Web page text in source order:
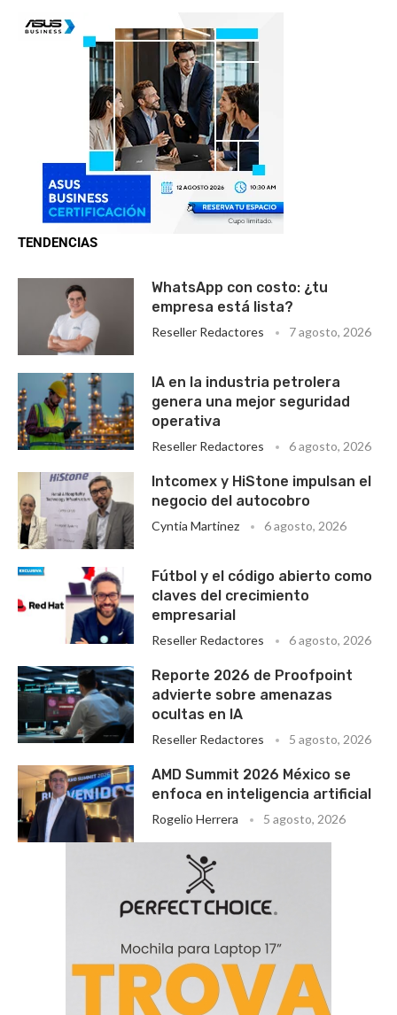
TENDENCIAS
WhatsApp con costo: ¿tu
empresa está lista?
Reseller Redactores 7 agosto, 2026
IA en la industria petrolera
genera una mejor seguridad
operativa
Reseller Redactores 6 agosto, 2026
Intcomex y HiStone impulsan el
negocio del autocobro
Cyntia Martinez 6 agosto, 2026
Fútbol y el código abierto como
claves del crecimiento
empresarial
Reseller Redactores 6 agosto, 2026
Reporte 2026 de Proofpoint
advierte sobre amenazas
ocultas en IA
Reseller Redactores 5 agosto, 2026
AMD Summit 2026 México se
enfoca en inteligencia artificial
Rogelio Herrera 5 agosto, 2026